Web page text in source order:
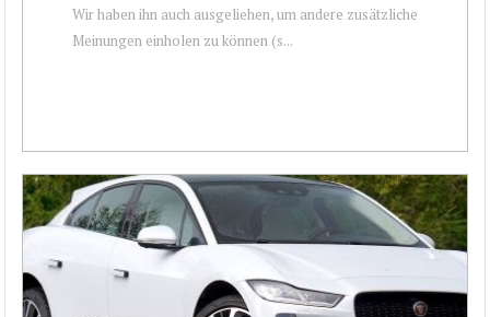
Wir haben ihn auch ausgeliehen, um andere zusätzliche
Meinungen einholen zu können (s...